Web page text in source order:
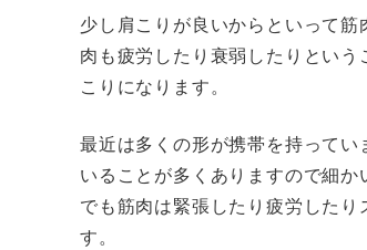
少し肩こりが良いからといって
肉も疲労したり衰弱したりとい
こりになります。
最近は多くの形が携帯を持って
いることが多くありますので細
でも筋肉は緊張したり疲労した
す。